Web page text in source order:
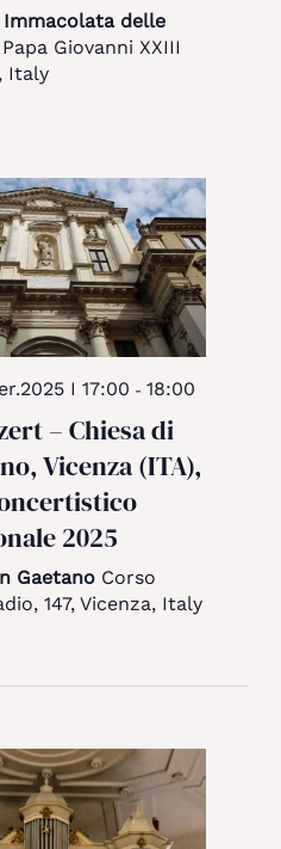
delle
Giovanni XXIII
Italy
I 17:00 - 18:00
– Chiesa di
Vicenza (ITA),
2025
Gaetano Corso
147, Vicenza, Italy